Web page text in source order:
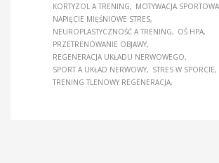
KORTYZOL A TRENING
MOTYWACJA SPORTOWA
NAPIĘCIE MIĘŚNIOWE STRES
NEUROPLASTYCZNOŚĆ A TRENING
OŚ HPA
PRZETRENOWANIE OBJAWY
REGENERACJA UKŁADU NERWOWEGO
SPORT A UKŁAD NERWOWY
STRES W SPORCIE
TRENING TLENOWY REGENERACJA